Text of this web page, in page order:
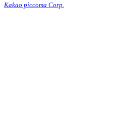
Kakao piccoma Corp.